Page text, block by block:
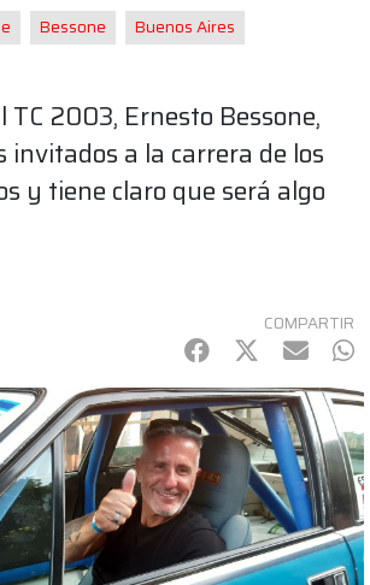
Bessone
Buenos Aires
TC 2003, Ernesto Bessone,
invitados a la carrera de los
y tiene claro que será algo
COMPARTIR
Facebook
Twitter
mail